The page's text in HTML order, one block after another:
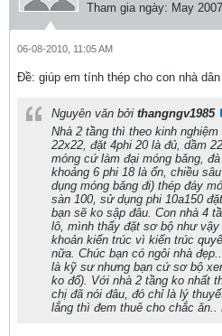
Tham gia ngày: May 2007
06-08-2010, 11:05 AM
Ðề: giúp em tính thép cho con nhà dân
Nguyên văn bởi thangngv1985
Nhà 2 tầng thì theo kinh
22x22, đặt 4phi 20 là đủ, dầm
móng cứ làm đại móng băng,
khoảng 6 phi 18 là ổn, chiều
dụng móng băng đi) thép đáy
sàn 100, sử dụng phi 10a150
bạn sẽ ko sập đâu. Con nhà 4
lô, mình thấy đặt sơ bộ như
khoản kiến trúc vì kiến trúc
nữa. Chúc bạn có ngôi nhà
là kỹ sư nhưng bạn cứ sơ bộ
ko đổ). Với nhà 2 tầng ko nhất
chị đã nói đâu, đó chỉ là lý
lắng thì đem thuê cho chắc ăn..